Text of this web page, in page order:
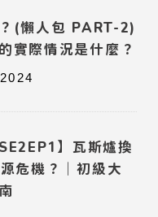
(懶人包 PART-2)
實際情況是什麼？
】瓦斯爐換
危機？｜初級大